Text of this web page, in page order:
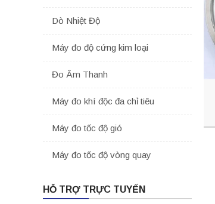
Dò Nhiệt Độ
Máy đo độ cứng kim loại
Đo Âm Thanh
Máy đo khí độc đa chỉ tiêu
Máy đo tốc độ gió
Máy đo tốc độ vòng quay
HỖ TRỢ TRỰC TUYẾN